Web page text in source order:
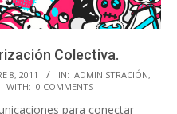
Colectiva.
8, 2011 IN: ADMINISTRACIÓN,
WITH: 0 COMMENTS
para conectar